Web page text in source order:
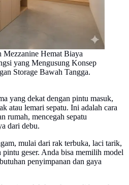
Mezzanine Hemat Biaya
yang Mengusung Konsep
Storage Bawah Tangga.
yang dekat dengan pintu masuk,
atau lemari sepatu. Ini adalah cara
rumah, mencegah sepatu
dari debu.
mulai dari rak terbuka, laci tarik,
geser. Anda bisa memilih model
penyimpanan dan gaya